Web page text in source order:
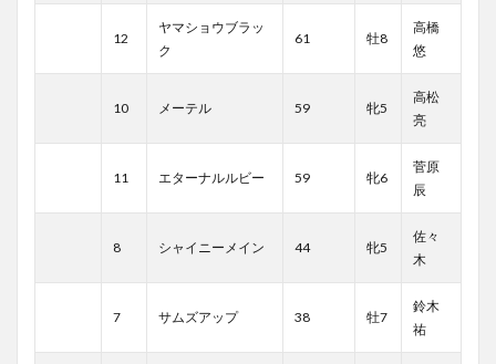
12
ヤマショウブラッ
ク
61 牡8
高橋
悠
10 メーテル 59 牝5
高松
亮
11 エターナルルビー 59 牝6
菅原
辰
8 シャイニーメイン 44 牝5
佐々
木
7 サムズアップ 38 牡7
鈴木
祐